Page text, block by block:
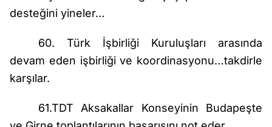
desteğini yineler…
60. Türk İşbirliği Kuruluşları arasında
devam eden işbirliği ve koordinasyonu…takdirle
karşılar.
61.TDT Aksakallar Konseyinin Budapeşte